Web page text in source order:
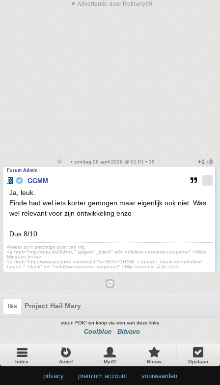
▼ Advertentie door Refinery89
• zondag 26 april 2026 @ 01:01 • 15
Forum Admin
GGMM
Ja, leuk.
Einde had wel iets korter gemogen maar eigenlijk ook niet. Was
wel relevant voor zijn ontwikkeling enzo
Dus 8/10
Alweer zo'n prachtige post van mij.
<a href="http://puu.sh/3kNmL" target="_blank" rel="nofollow norererer noopener" >Nicki
Minaj en ik</a>
<a href="http://www.youtube.com/watch?v=3BTsY1HAW_c target=_blank rel=nofollow"
target="_blank" rel="nofollow norererer noopener" >Mijn vissen in actie.</a>
f&s Project Hail Mary
steun FOK! en koop via een van deze links
Coolblue Bitvavo
Index Actief MyAT Nieuw Opslaan
privacy premium account voorwaarden